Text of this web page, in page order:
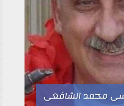
محمد الشافعى